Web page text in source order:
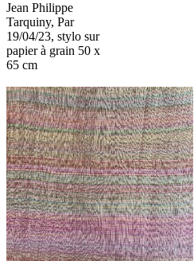
Jean Philippe
Tarquiny, Par
19/04/23, stylo sur
papier à grain 50 x
65 cm